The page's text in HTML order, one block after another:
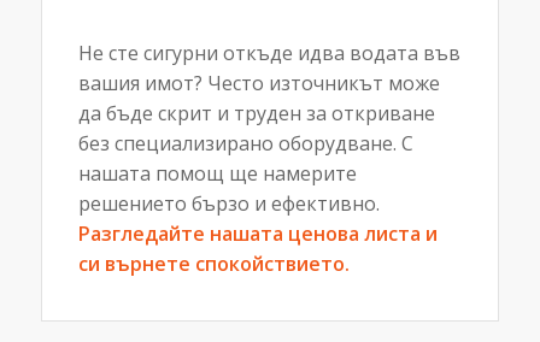
Не сте сигурни откъде идва водата във
вашия имот? Често източникът може
да бъде скрит и труден за откриване
без специализирано оборудване. С
нашата помощ ще намерите
решението бързо и ефективно.
Разгледайте нашата ценова листа и
си върнете спокойствието.